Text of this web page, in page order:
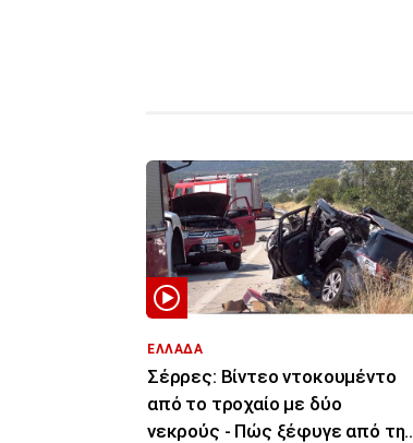
ΕΛΛΑΔΑ
Σέρρες: Βίντεο ντοκουμέντο
από το τροχαίο με δύο
νεκρούς - Πώς ξέφυγε από την